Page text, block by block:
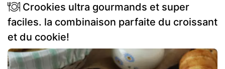
Crookies ultra gourmands et super
faciles. la combinaison parfaite du croissant
et du cookie!